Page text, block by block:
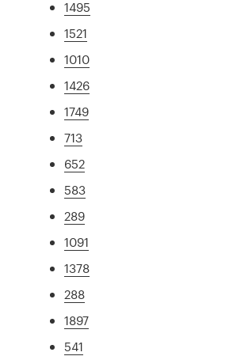
1495
1521
1010
1426
1749
713
652
583
289
1091
1378
288
1897
541